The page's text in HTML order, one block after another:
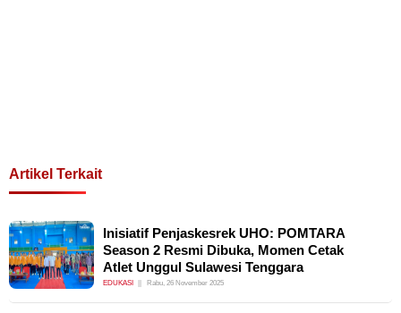
Artikel Terkait
Inisiatif Penjaskesrek UHO: POMTARA
Season 2 Resmi Dibuka, Momen Cetak
Atlet Unggul Sulawesi Tenggara
EDUKASI Rabu, 26 November 2025